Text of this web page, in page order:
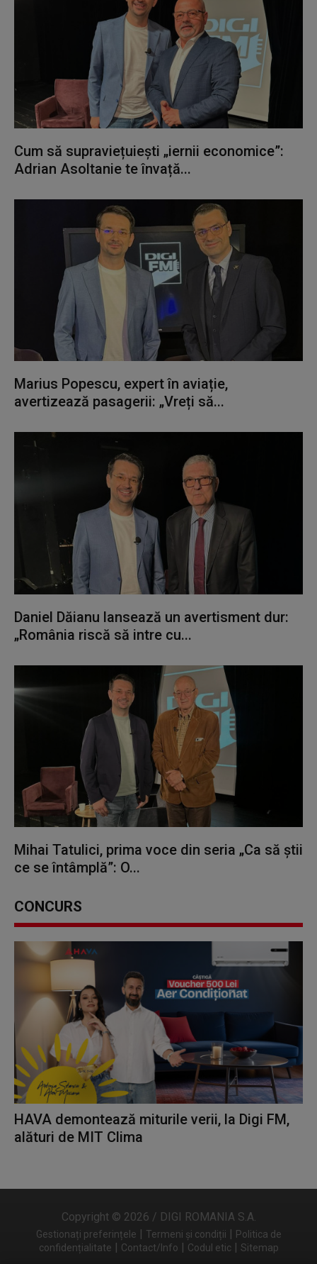
Cum să supraviețuiești „iernii economice”:
Adrian Asoltanie te învață...
Marius Popescu, expert în aviație,
avertizează pasagerii: „Vreți să...
Daniel Dăianu lansează un avertisment dur:
„România riscă să intre cu...
Mihai Tatulici, prima voce din seria „Ca să știi
ce se întâmplă”: O...
CONCURS
HAVA demontează miturile verii, la Digi FM,
alături de MIT Clima
Copyright © 2026 / DIGI ROMANIA S.A.
Gestionați preferințele | Termeni și condiții | Politica de
confidențialitate | Contact/Info | Codul etic | Sitemap